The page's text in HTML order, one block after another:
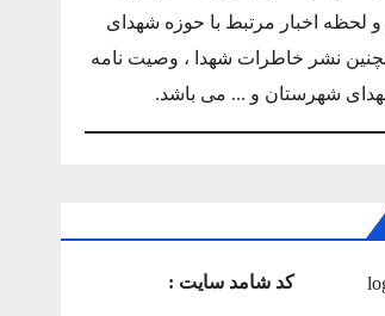
لحظه اخبار مرتبط با حوزه شهدای
نشر خاطرات شهدا ، وصیت نامه
شهرستان و ... می باشد.
کد شامد سایت :